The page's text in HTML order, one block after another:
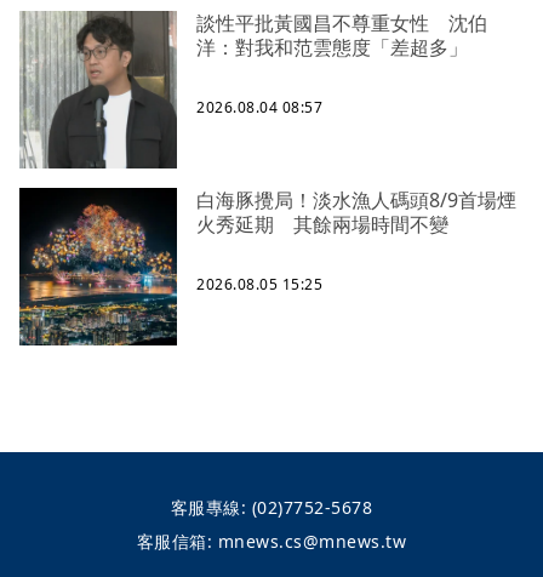
談性平批黃國昌不尊重女性 沈伯
洋：對我和范雲態度「差超多」
2026.08.04 08:57
白海豚攪局！淡水漁人碼頭8/9首場煙
火秀延期 其餘兩場時間不變
2026.08.05 15:25
客服專線: (02)7752-5678
客服信箱: mnews.cs@mnews.tw